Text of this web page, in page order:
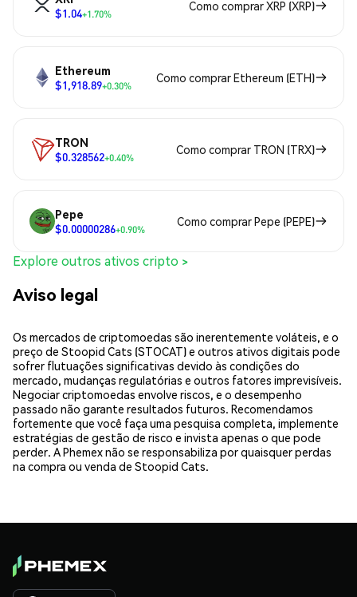
$1.04+1.70%
Como comprar XRP (XRP)
Ethereum
$1,918.89+0.30%
Como comprar Ethereum (ETH)
TRON
$0.328562+0.40%
Como comprar TRON (TRX)
Pepe
$0.00000286+0.90%
Como comprar Pepe (PEPE)
Explore outros ativos cripto >
Aviso legal
Os mercados de criptomoedas são inerentemente voláteis, e o
preço de Stoopid Cats (STOCAT) e outros ativos digitais pode
sofrer flutuações significativas devido às condições do
mercado, mudanças regulatórias e outros fatores imprevisíveis.
Negociar criptomoedas envolve riscos, e o desempenho
passado não garante resultados futuros. Recomendamos
fortemente que você faça uma pesquisa completa, implemente
estratégias de gestão de risco e invista apenas o que pode
perder. A Phemex não se responsabiliza por quaisquer perdas
na compra ou venda de Stoopid Cats.